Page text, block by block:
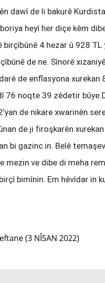
dawî de li bakurê
heyî her diçe kêm
birçîbûnê 4 hezar û 928
de ne. Sînorê
de enflasyona
76 noqte 39 zêdetir
de nikare xwarinên
de ji firoşkarên
bi gazinc in. Belê
mezin ve dibe di meha
bimînin. Em hêvîdar in
(3 NÎSAN 2022)